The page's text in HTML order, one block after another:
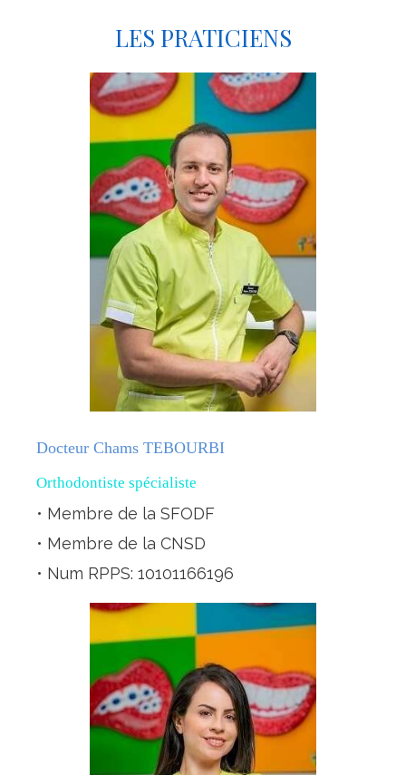
LES PRATICIENS
Docteur Chams TEBOURBI
Orthodontiste spécialiste
• Membre de la SFODF
• Membre de la CNSD
• Num RPPS: 10101166196